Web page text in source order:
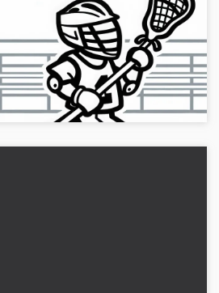
Lacrosse-speler loopt met
een geheven stick over het
veld - kleurplaat gratis
Ontwerp je eigen kleurplaat van een
lacrosse speler. Download het gratis
en kleur het online in!...